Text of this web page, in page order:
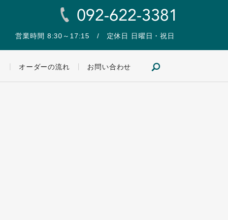
営業時間 8:30～17:15 / 定休日 日曜日・祝日
オーダーの流れ お問い合わせ